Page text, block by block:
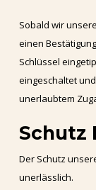
Sobald wir
einen
Schlüssel
eingeschaltet
unerlaubtem
Schutz
Der Schutz
unerlässlich.